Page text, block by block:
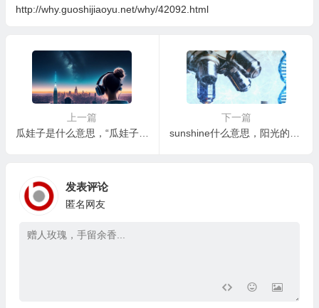
http://why.guoshijiaoyu.net/why/42092.html
上一篇
瓜娃子是什么意思，“瓜娃子”的未来：会演变成新的网络流行语吗？
下一篇
发表评论
匿名网友